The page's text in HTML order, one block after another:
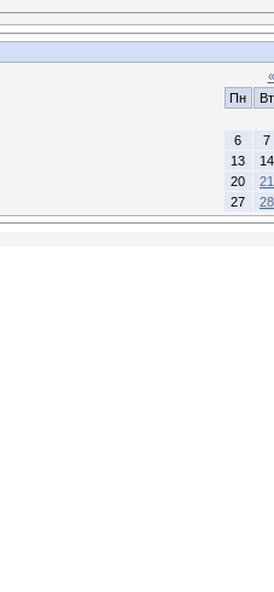
«
Пн
Вт
6
7
13
14
20
21
27
28